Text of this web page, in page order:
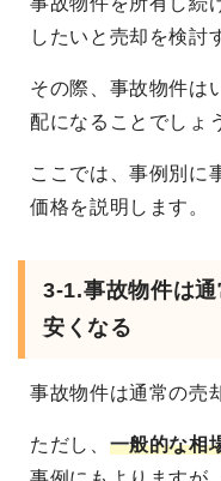
したいと売却を検討
その際、事故物件は
配になることでしょ
ここでは、事例別に
価格を説明します。
3-1.事故物件は
安くなる
事故物件は通常の売
ただし、 一般的な相